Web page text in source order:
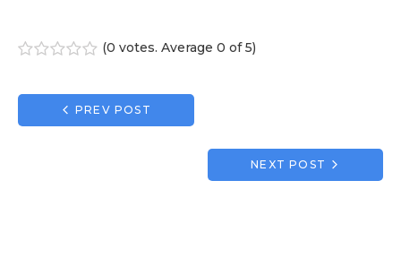
(0 votes. Average 0 of 5)
Navigation
de
PREV POST
NEXT POST